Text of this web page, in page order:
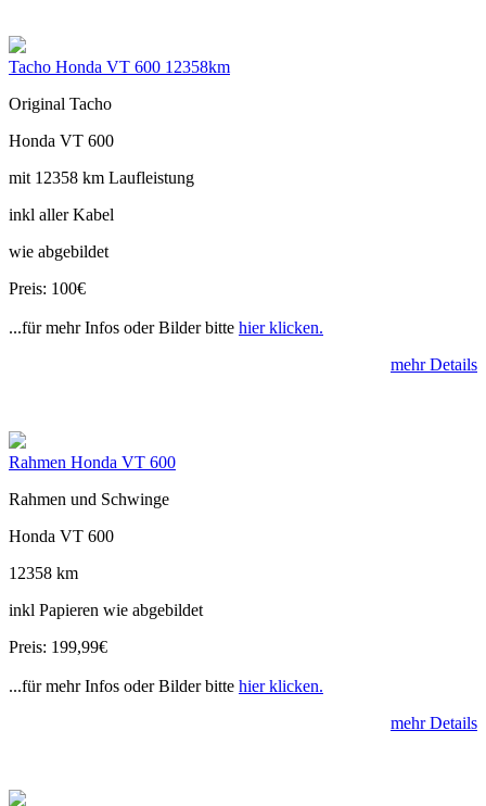
Tacho Honda VT 600 12358km
Original Tacho
Honda VT 600
mit 12358 km Laufleistung
inkl aller Kabel
wie abgebildet
Preis: 100€
...für mehr Infos oder Bilder bitte hier klicken.
mehr Details
Rahmen Honda VT 600
Rahmen und Schwinge
Honda VT 600
12358 km
inkl Papieren wie abgebildet
Preis: 199,99€
...für mehr Infos oder Bilder bitte hier klicken.
mehr Details